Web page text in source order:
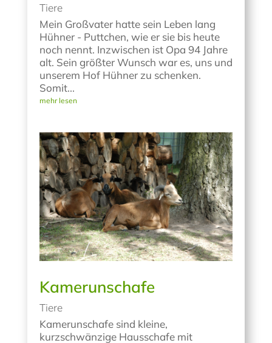
Tiere
Mein Großvater hatte sein Leben lang
Hühner - Puttchen, wie er sie bis heute
noch nennt. Inzwischen ist Opa 94 Jahre
alt. Sein größter Wunsch war es, uns und
unserem Hof Hühner zu schenken.
Somit...
mehr lesen
Kamerunschafe
Tiere
Kamerunschafe sind kleine,
kurzschwänzige Hausschafe mit